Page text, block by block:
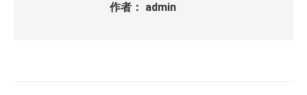
作者： admin